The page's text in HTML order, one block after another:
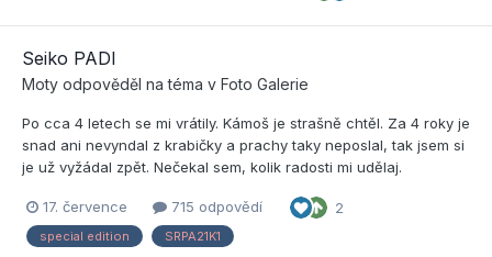
Seiko PADI
Moty odpověděl na téma v Foto Galerie
Po cca 4 letech se mi vrátily. Kámoš je strašně chtěl. Za 4 roky je
snad ani nevyndal z krabičky a prachy taky neposlal, tak jsem si
je už vyžádal zpět. Nečekal sem, kolik radosti mi udělaj.
17. července 715 odpovědí 2
special edition SRPA21K1